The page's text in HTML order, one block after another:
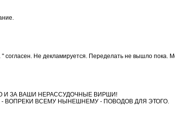
согласен. Не декламируется. Переделать не вышло
И ЗА ВАШИ НЕРАССУДОЧНЫЕ ВИРШИ!
ВОПРЕКИ ВСЕМУ НЫНЕШНЕМУ - ПОВОДОВ ДЛЯ ЭТОГО.